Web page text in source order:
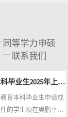
同等学力申硕
联系我们
东北师范大学关于网络教育本科毕业生2025年上半年在...
育本科毕业生申请成
的学生须在奥鹏平台